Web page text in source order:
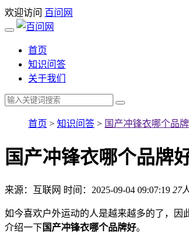
欢迎访问 百问网
首页
知识问答
关于我们
首页 > 知识问答 > 国产冲锋衣哪个品
国产冲锋衣哪个品牌
来源：互联网 时间：2025-09-04 09:07:19 27
如今喜欢户外运动的人是越来越多的了，因
介绍一下国产冲锋衣哪个品牌好。